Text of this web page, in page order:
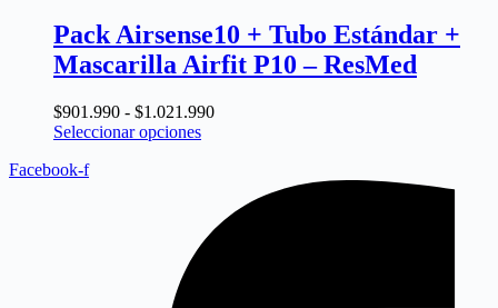
$1.032.990
Las
opciones
se
elegir
en
producto
Pack Airsense10 + Tubo Estándar +
Mascarilla Airfit P10 – ResMed
$901.990 - $1.021.990Rango
$901.990
hasta
$1.021.990
Seleccionar opcionesEste
variantes.
Las
opciones
Facebook-f